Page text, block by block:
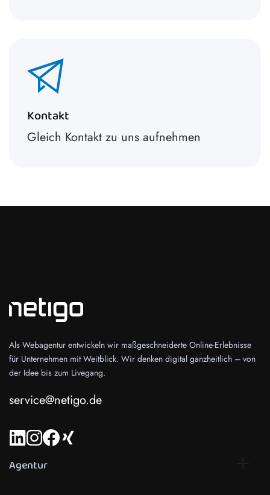
Kontakt
Gleich Kontakt zu uns aufnehmen
Als Webagentur entwickeln wir maßgeschneiderte Online-Erlebnisse
für Unternehmen mit Weitblick. Wir denken digital ganzheitlich – von
der Idee bis zum Livegang.
service@netigo.de
Agentur